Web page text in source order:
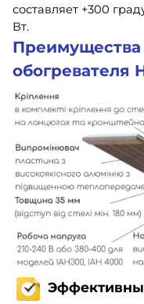
составляет +300
Вт.
обогревателя